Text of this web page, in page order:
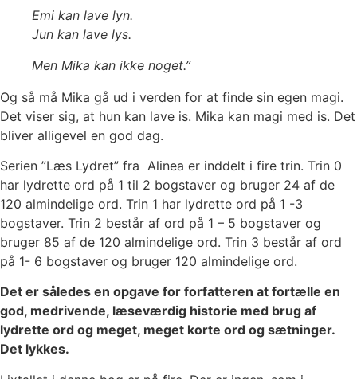
Emi kan lave lyn.
Jun kan lave lys.
Men Mika kan ikke noget.”
Og så må Mika gå ud i verden for at finde sin egen magi.
Det viser sig, at hun kan lave is. Mika kan magi med is. Det
bliver alligevel en god dag.
Serien ”Læs Lydret” fra Alinea er inddelt i fire trin. Trin 0
har lydrette ord på 1 til 2 bogstaver og bruger 24 af de
120 almindelige ord. Trin 1 har lydrette ord på 1 -3
bogstaver. Trin 2 består af ord på 1 – 5 bogstaver og
bruger 85 af de 120 almindelige ord. Trin 3 består af ord
på 1- 6 bogstaver og bruger 120 almindelige ord.
Det er således en opgave for forfatteren at fortælle en
god, medrivende, læseværdig historie med brug af
lydrette ord og meget, meget korte ord og sætninger.
Det lykkes.